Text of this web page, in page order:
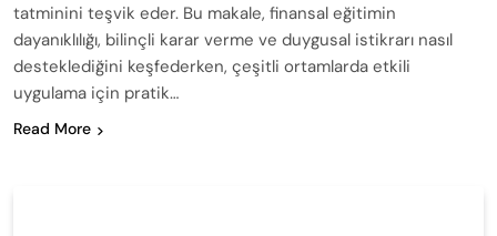
tatminini teşvik eder. Bu makale, finansal eğitimin
dayanıklılığı, bilinçli karar verme ve duygusal istikrarı nasıl
desteklediğini keşfederken, çeşitli ortamlarda etkili
uygulama için pratik…
Read More